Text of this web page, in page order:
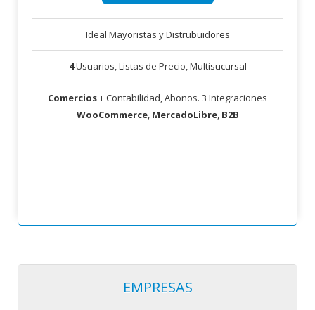
Ideal Mayoristas y Distrubuidores
4Usuarios, Listas de Precio, Multisucursal
Comercios+ Contabilidad, Abonos. 3 Integraciones
WooCommerce, MercadoLibre, B2B
EMPRESAS